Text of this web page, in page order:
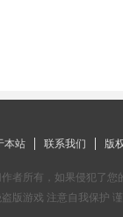
本站 联系我们 版
者所有，如果侵犯了
版游戏 注意自我保护